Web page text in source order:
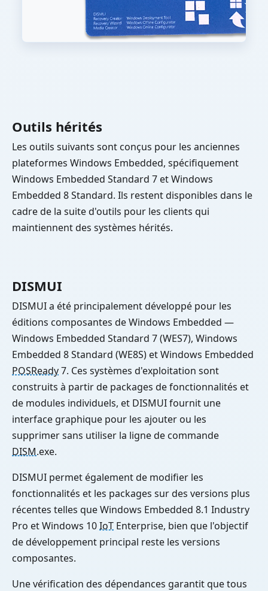
Outils hérités
Les outils suivants sont conçus pour les anciennes
plateformes Windows Embedded, spécifiquement
Windows Embedded Standard 7 et Windows
Embedded 8 Standard. Ils restent disponibles dans le
cadre de la suite d'outils pour les clients qui
maintiennent des systèmes hérités.
DISMUI
DISMUI a été principalement développé pour les
éditions composantes de Windows Embedded —
Windows Embedded Standard 7 (WES7), Windows
Embedded 8 Standard (WE8S) et Windows Embedded
POSReady7. Ces systèmes d'exploitation sont
construits à partir de packages de fonctionnalités et
de modules individuels, et DISMUI fournit une
interface graphique pour les ajouter ou les
supprimer sans utiliser la ligne de commande
DISM.exe.
DISMUI permet également de modifier les
fonctionnalités et les packages sur des versions plus
récentes telles que Windows Embedded 8.1 Industry
Pro et Windows 10IoT Enterprise, bien que l'objectif
de développement principal reste les versions
composantes.
Une vérification des dépendances garantit que tous